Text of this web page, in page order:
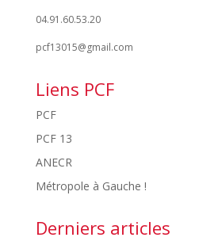
04.91.60.53.20
pcf13015@gmail.com
Liens PCF
PCF
PCF 13
ANECR
Métropole à Gauche !
Derniers articles